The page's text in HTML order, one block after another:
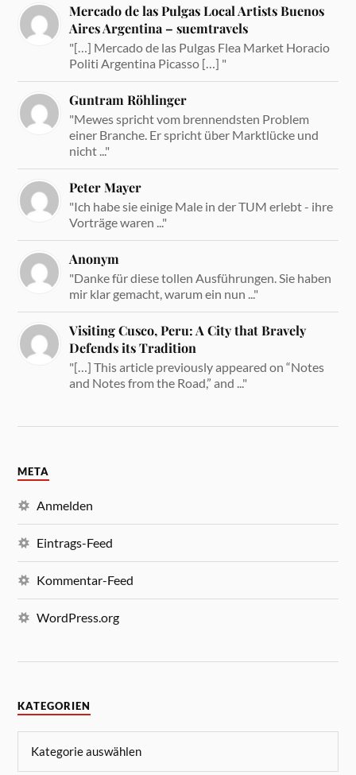
Mercado de las Pulgas Local Artists Buenos
Aires Argentina – suemtravels
"[…] Mercado de las Pulgas Flea Market Horacio
Politi Argentina Picasso […] "
Guntram Röhlinger
"Mewes spricht vom brennendsten Problem
einer Branche. Er spricht über Marktlücke und
nicht ..."
Peter Mayer
"Ich habe sie einige Male in der TUM erlebt - ihre
Vorträge waren ..."
Anonym
"Danke für diese tollen Ausführungen. Sie haben
mir klar gemacht, warum ein nun ..."
Visiting Cusco, Peru: A City that Bravely
Defends its Tradition
"[…] This article previously appeared on “Notes
and Notes from the Road,” and ..."
META
Anmelden
Eintrags-Feed
Kommentar-Feed
WordPress.org
KATEGORIEN